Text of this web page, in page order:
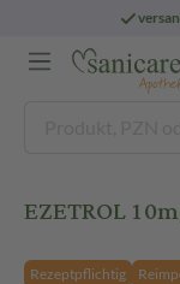
EZETROL
Rezeptpflichtig